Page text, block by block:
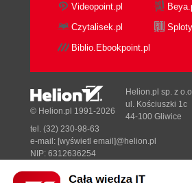
Videopoint.pl
Czytalisek.pl
Sploty
Biblio.Ebookpoint.pl
© Helion.pl 1991-2026
Helion.pl sp. z o.o.
ul. Kościuszki 1c
44-100 Gliwice
tel. (32) 230-98-63
e-mail: [wyświetl email]@helion.pl
NIP: 6312636254